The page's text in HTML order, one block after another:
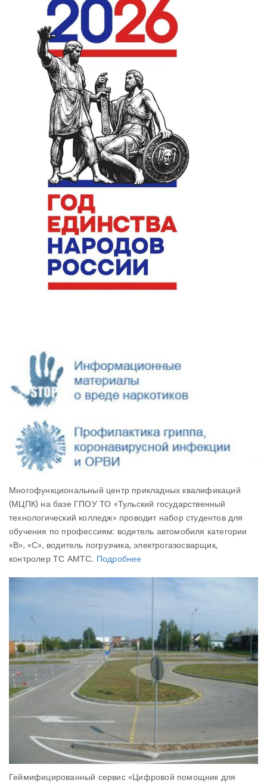
Многофункциональный центр прикладных квалификаций
(МЦПК) на базе ГПОУ ТО «Тульский государственный
технологический колледж» проводит набор студентов для
обучения по профессиям: водитель автомобиля категории
«В», «С», водитель погрузчика, электрогазосварщик,
контролер ТС АМТС. Подробнее
Геймифицированный сервис «Цифровой помощник для